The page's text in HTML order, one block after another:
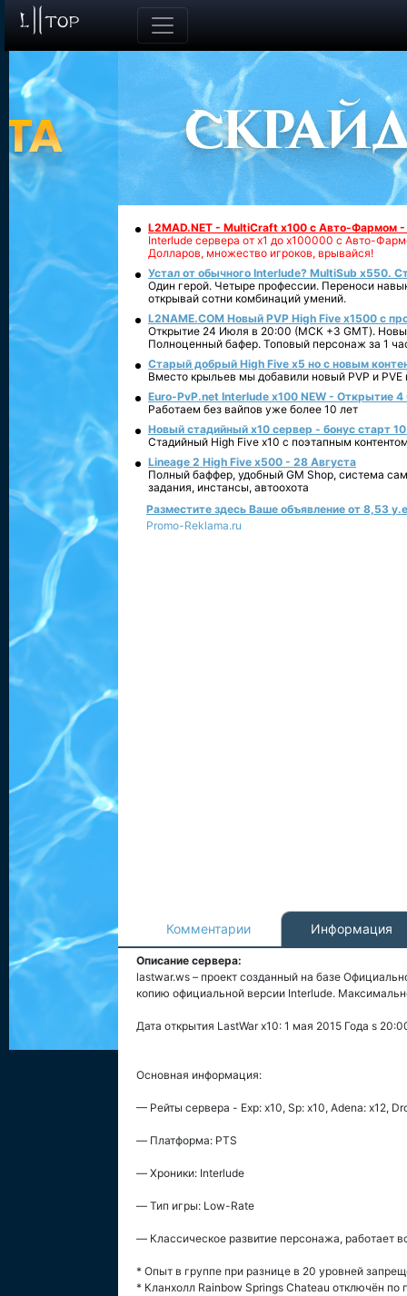
L2MAD.NET - MultiCraft x100 с Авто-Фармом
Interlude сервера от х1 до х100000 с Авто-
Долларов, множество игроков, врывайся!
Устал от обычного Interlude? MultiSub x550.
Один герой. Четыре профессии. Переноси
открывай сотни комбинаций умений.
L2NAME.COM Новый PVP High Five x1500 с
Открытие 24 Июля в 20:00 (МСК +3 GMT).
Полноценный бафер. Топовый персонаж за 1
Старый добрый High Five x5 но с новым
Вместо крыльев мы добавили новый PVP и PVE
Euro-PvP.net Interlude х100 NEW - Открытие 4
Работаем без вайпов уже более 10 лет
Новый стадийный х10 сервер - бонус старт
Стадийный High Five x10 с поэтапным
Lineage 2 High Five x500 - 28 Августа
Полный баффер, удобный GM Shop, система
задания, инстансы, автоохота
Разместите здесь Ваше объявление от 8,53
Promo-Reklama.ru
Комментарии Информация
Описание сервера:
lastwar.ws – проект созданный на базе
копию официальной версии Interlude.
Дата открытия LastWar x10: 1 мая 2015 Года s
Основная информация:
— Рейты сервера - Exp: x10, Sp: x10, Adena: x12,
— Платформа: PTS
— Хроники: Interlude
— Тип игры: Low-Rate
— Классическое развитие персонажа, работает
* Опыт в группе при разнице в 20 уровней
* Кланхолл Rainbow Springs Chateau отключён по